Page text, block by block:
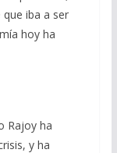
que iba a ser
hoy ha
Rajoy ha
y ha